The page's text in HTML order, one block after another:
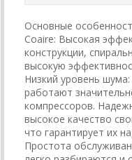
Основные
Coaire: Высокая
конструкции,
высокую
Низкий уровень
работают
компрессоров.
высокое качество
что гарантирует их
Простота